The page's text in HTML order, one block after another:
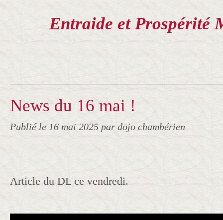
Entraide et Prospérité
News du 16 mai !
Publié le 16 mai 2025 par dojo chambérien
Article du DL ce vendredi.